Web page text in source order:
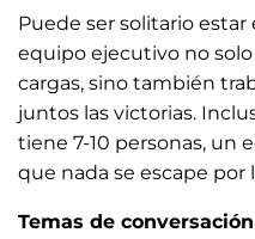
Puede ser solitario estar
equipo ejecutivo no
cargas, sino también
juntos las victorias.
tiene 7-10 personas, un
que nada se escape por
Temas de conversación